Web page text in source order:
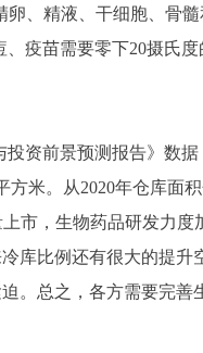
、精液、干细胞、骨髓
苗需要零下20摄氏度
前景预测报告》数据
米。从2020年仓库面
市，生物药品研发力
库比例还有很大的提升
总之，各方需要完善